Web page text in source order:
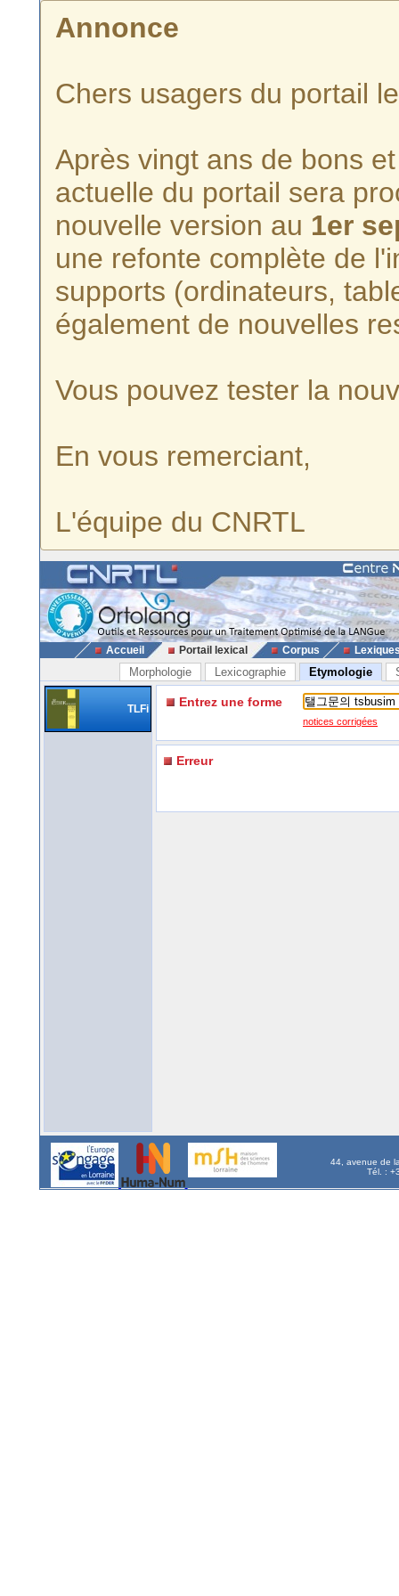
Annonce
Chers usagers du portail
Après vingt ans de bons
actuelle du portail sera
nouvelle version au 1er
une refonte complète de
supports (ordinateurs,
également de nouvelles
Vous pouvez tester la
En vous remerciant,
L'équipe du CNRTL
Accueil Portail lexical Corpus
Morphologie Lexicographie Etymologie
TLFi Entrez une forme
notices corrigées
Erreur
44, avenue de
Tél. :